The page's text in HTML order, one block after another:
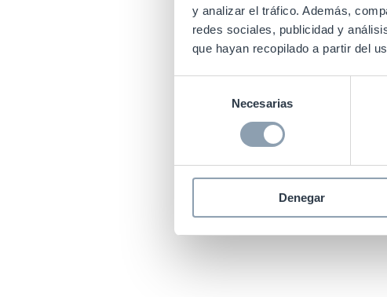
y analizar el tráfico. Además,
redes sociales, publicidad y
que hayan recopilado a partir del
consentimiento
Necesarias
Denegar